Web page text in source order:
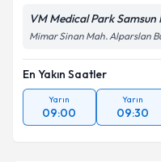
VM Medical Park Samsun
Mimar Sinan Mah. Alparslan
En Yakın Saatler
Yarın
09:00
Yarın
09:30